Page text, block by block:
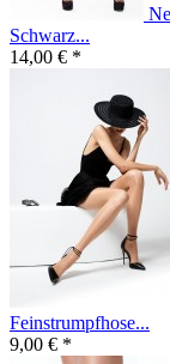
Schwarz...
14,00 € *
Feinstrumpfhose...
9,00 € *